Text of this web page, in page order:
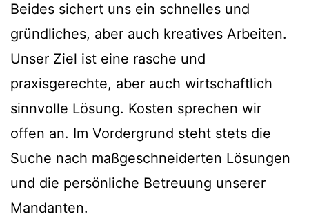
Beides sichert uns ein schnelles und
gründliches, aber auch kreatives Arbeiten.
Unser Ziel ist eine rasche und
praxisgerechte, aber auch wirtschaftlich
sinnvolle Lösung. Kosten sprechen wir
offen an. Im Vordergrund steht stets die
Suche nach maßgeschneiderten Lösungen
und die persönliche Betreuung unserer
Mandanten.